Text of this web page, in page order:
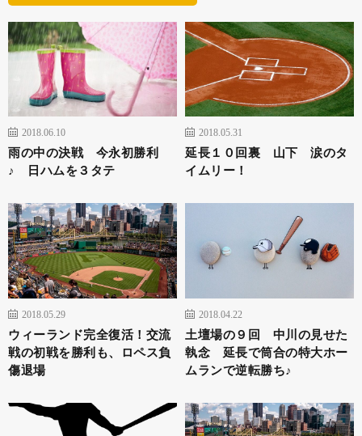
2018.06.10
雨の中の決戦 今永初勝利
♪ 日ハムを３タテ
2018.05.31
延長１０回裏 山下 涙のタ
イムリー！
2018.05.29
ウィーランド完全復活！交流
戦の初戦を勝利も、ロペス負
傷退場
2018.04.22
土壇場の９回 中川の見せた
執念 延長で筒合の特大ホー
ムランで逆転勝ち♪